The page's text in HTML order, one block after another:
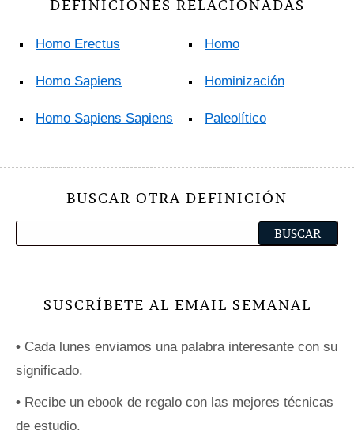
DEFINICIONES RELACIONADAS
Homo Erectus
Homo Sapiens
Homo Sapiens Sapiens
Homo
Hominización
Paleolítico
BUSCAR OTRA DEFINICIÓN
SUSCRÍBETE AL EMAIL SEMANAL
• Cada lunes enviamos una palabra interesante con su
significado.
• Recibe un ebook de regalo con las mejores técnicas
de estudio.